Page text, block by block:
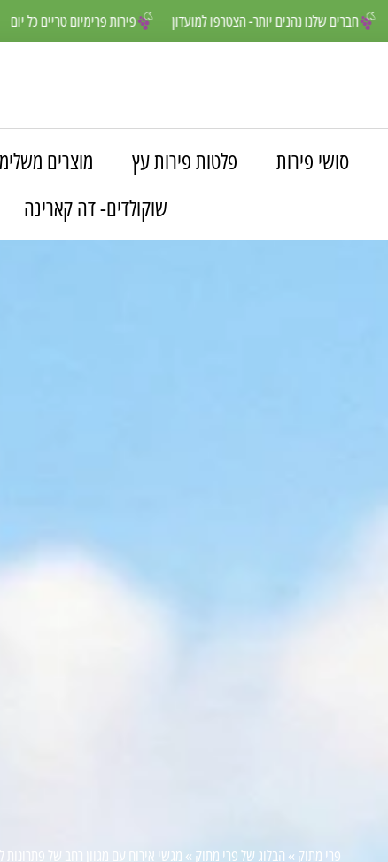
פירות פרימיום טריים חברים שלנו נהנים יותר- הצטרפו למועדון הארץ
סושי פירות פלטות פירות עץ מוצרים
שוקולדים- דה קארינה
פרי מתוק » הבלוג של פרי מתוק » מגשי אירוח עם מגוון רחב של פתרונות